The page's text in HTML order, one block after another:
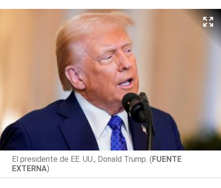
El presidente de EE. UU., Donald Trump. (FUENTE
EXTERNA)